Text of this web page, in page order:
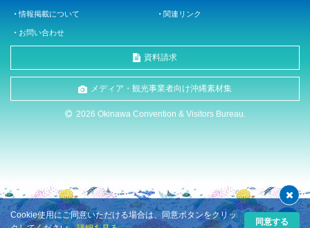
情報掲載について 関連リンク
お問い合わせ
資料請求
メディア・観光事業者向け沖縄素材集
2026 Okinawa Convention & Visitors Bureau.
Cookie使用にご同意いただける場合は、同意ボタンをクリッ
同意する